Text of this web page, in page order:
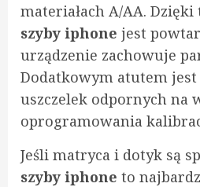
materiałach A/AA. Dzięki
szyby iphone jest
urządzenie zachowuje
Dodatkowym atutem jest
uszczelek odpornych na
oprogramowania
Jeśli matryca i dotyk są
szyby iphone to